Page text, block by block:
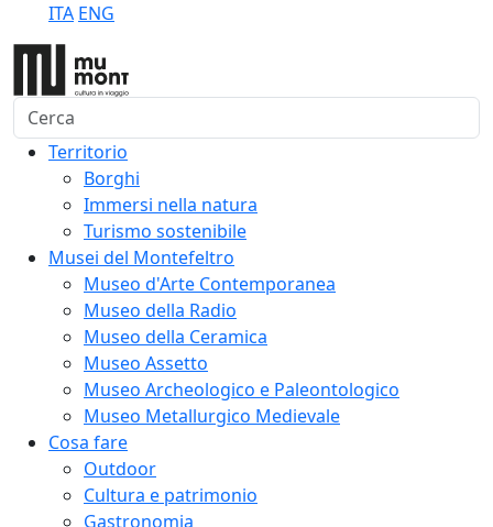
ITA ENG
Cerca
Territorio
Borghi
Immersi nella natura
Turismo sostenibile
Musei del Montefeltro
Museo d'Arte Contemporanea
Museo della Radio
Museo della Ceramica
Museo Assetto
Museo Archeologico e Paleontologico
Museo Metallurgico Medievale
Cosa fare
Outdoor
Cultura e patrimonio
Gastronomia